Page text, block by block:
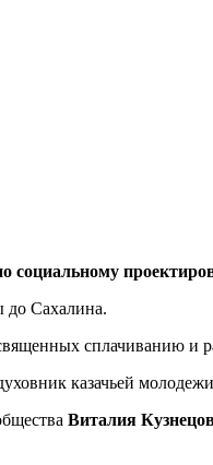
социальному
до Сахалина.
сплачиванию и
казачьей молодежи
Виталия